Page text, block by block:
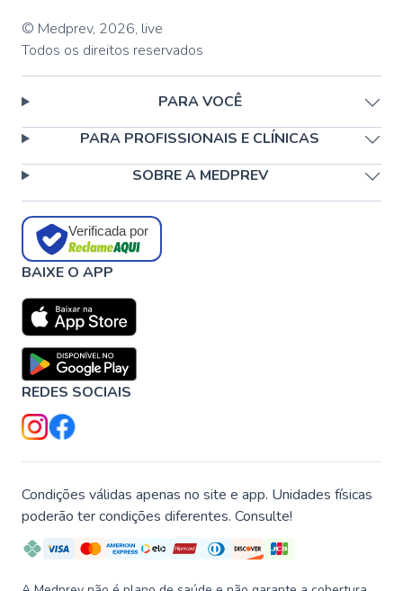
© Medprev, 2026, live
Todos os direitos reservados
PARA VOCÊ
PARA PROFISSIONAIS E CLÍNICAS
SOBRE A MEDPREV
Verificada por
BAIXE O APP
REDES SOCIAIS
Condições válidas apenas no site e app. Unidades físicas
poderão ter condições diferentes. Consulte!